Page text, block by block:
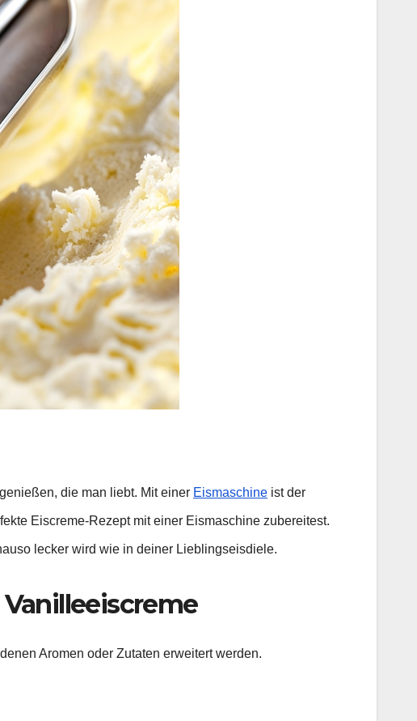
die man liebt. Mit einer Eismaschine ist der
Eiscreme-Rezept mit einer Eismaschine zubereitest.
lecker wird wie in deiner Lieblingseisdiele.
Aromen oder Zutaten erweitert werden.